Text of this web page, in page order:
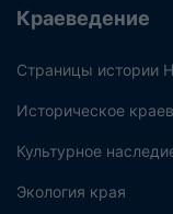
Краеведение
Страницы истории
Историческое
Культурное
Экология края